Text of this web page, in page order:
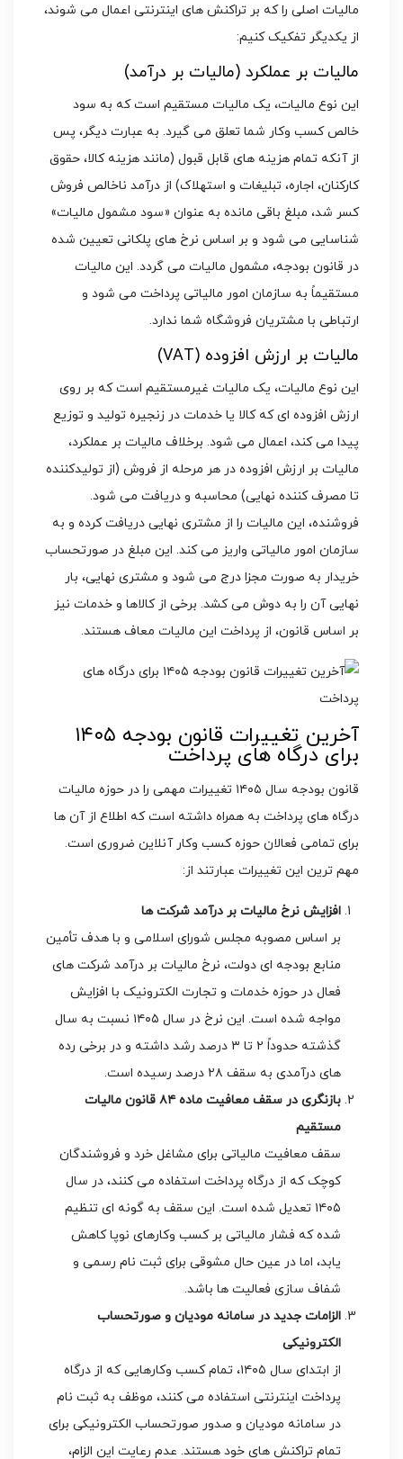
مالیات اصلی را که بر تراکنش های اینترنتی اعمال می شوند،
از یکدیگر تفکیک کنیم:
مالیات بر عملکرد (مالیات بر درآمد)
این نوع مالیات، یک مالیات مستقیم است که به سود
خالص کسب وکار شما تعلق می گیرد. به عبارت دیگر، پس
از آنکه تمام هزینه های قابل قبول (مانند هزینه کالا، حقوق
کارکنان، اجاره، تبلیغات و استهلاک) از درآمد ناخالص فروش
کسر شد، مبلغ باقی مانده به عنوان «سود مشمول مالیات»
شناسایی می شود و بر اساس نرخ های پلکانی تعیین شده
در قانون بودجه، مشمول مالیات می گردد. این مالیات
مستقیماً به سازمان امور مالیاتی پرداخت می شود و
ارتباطی با مشتریان فروشگاه شما ندارد.
مالیات بر ارزش افزوده (VAT)
این نوع مالیات، یک مالیات غیرمستقیم است که بر روی
ارزش افزوده ای که کالا یا خدمات در زنجیره تولید و توزیع
پیدا می کند، اعمال می شود. برخلاف مالیات بر عملکرد،
مالیات بر ارزش افزوده در هر مرحله از فروش (از تولیدکننده
تا مصرف کننده نهایی) محاسبه و دریافت می شود.
فروشنده، این مالیات را از مشتری نهایی دریافت کرده و به
سازمان امور مالیاتی واریز می کند. این مبلغ در صورتحساب
خریدار به صورت مجزا درج می شود و مشتری نهایی، بار
نهایی آن را به دوش می کشد. برخی از کالاها و خدمات نیز
بر اساس قانون، از پرداخت این مالیات معاف هستند.
آخرین تغییرات قانون بودجه ۱۴۰۵
برای درگاه های پرداخت
قانون بودجه سال ۱۴۰۵ تغییرات مهمی را در حوزه مالیات
درگاه های پرداخت به همراه داشته است که اطلاع از آن ها
برای تمامی فعالان حوزه کسب وکار آنلاین ضروری است.
مهم ترین این تغییرات عبارتند از:
افزایش نرخ مالیات بر درآمد شرکت ها
بر اساس مصوبه مجلس شورای اسلامی و با هدف تأمین
منابع بودجه ای دولت، نرخ مالیات بر درآمد شرکت های
فعال در حوزه خدمات و تجارت الکترونیک با افزایش
مواجه شده است. این نرخ در سال ۱۴۰۵ نسبت به سال
گذشته حدوداً ۲ تا ۳ درصد رشد داشته و در برخی رده
های درآمدی به سقف ۲۸ درصد رسیده است.
بازنگری در سقف معافیت ماده ۸۴ قانون مالیات
مستقیم
سقف معافیت مالیاتی برای مشاغل خرد و فروشندگان
کوچک که از درگاه پرداخت استفاده می کنند، در سال
۱۴۰۵ تعدیل شده است. این سقف به گونه ای تنظیم
شده که فشار مالیاتی بر کسب وکارهای نوپا کاهش
یابد، اما در عین حال مشوقی برای ثبت نام رسمی و
شفاف سازی فعالیت ها باشد.
الزامات جدید در سامانه مودیان و صورتحساب
الکترونیکی
از ابتدای سال ۱۴۰۵، تمام کسب وکارهایی که از درگاه
پرداخت اینترنتی استفاده می کنند، موظف به ثبت نام
در سامانه مودیان و صدور صورتحساب الکترونیکی برای
تمام تراکنش های خود هستند. عدم رعایت این الزام،